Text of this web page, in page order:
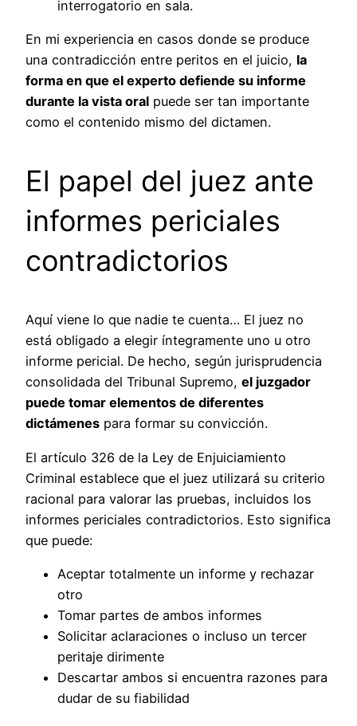
interrogatorio en sala.
En mi experiencia en casos donde se produce
una contradicción entre peritos en el juicio, la
forma en que el experto defiende su informe
durante la vista oral puede ser tan importante
como el contenido mismo del dictamen.
El papel del juez ante
informes periciales
contradictorios
Aquí viene lo que nadie te cuenta… El juez no
está obligado a elegir íntegramente uno u otro
informe pericial. De hecho, según jurisprudencia
consolidada del Tribunal Supremo, el juzgador
puede tomar elementos de diferentes
dictámenes para formar su convicción.
El artículo 326 de la Ley de Enjuiciamiento
Criminal establece que el juez utilizará su criterio
racional para valorar las pruebas, incluidos los
informes periciales contradictorios. Esto significa
que puede:
Aceptar totalmente un informe y rechazar
otro
Tomar partes de ambos informes
Solicitar aclaraciones o incluso un tercer
peritaje dirimente
Descartar ambos si encuentra razones para
dudar de su fiabilidad